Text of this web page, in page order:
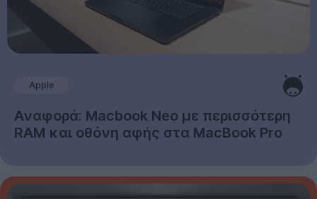
Apple
Αναφορά: Macbook Neo με περισσότερη
RAM και οθόνη αφής στα MacBook Pro